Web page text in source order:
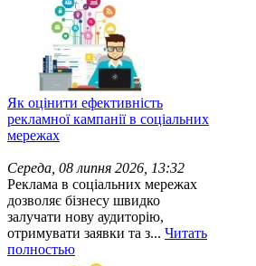
Як оцінити ефективність
рекламної кампанії в соціальних
мережах
Середа, 08 липня 2026, 13:32
Реклама в соціальних мережах
дозволяє бізнесу швидко
залучати нову аудиторію,
отримувати заявки та з... Читать
полностью